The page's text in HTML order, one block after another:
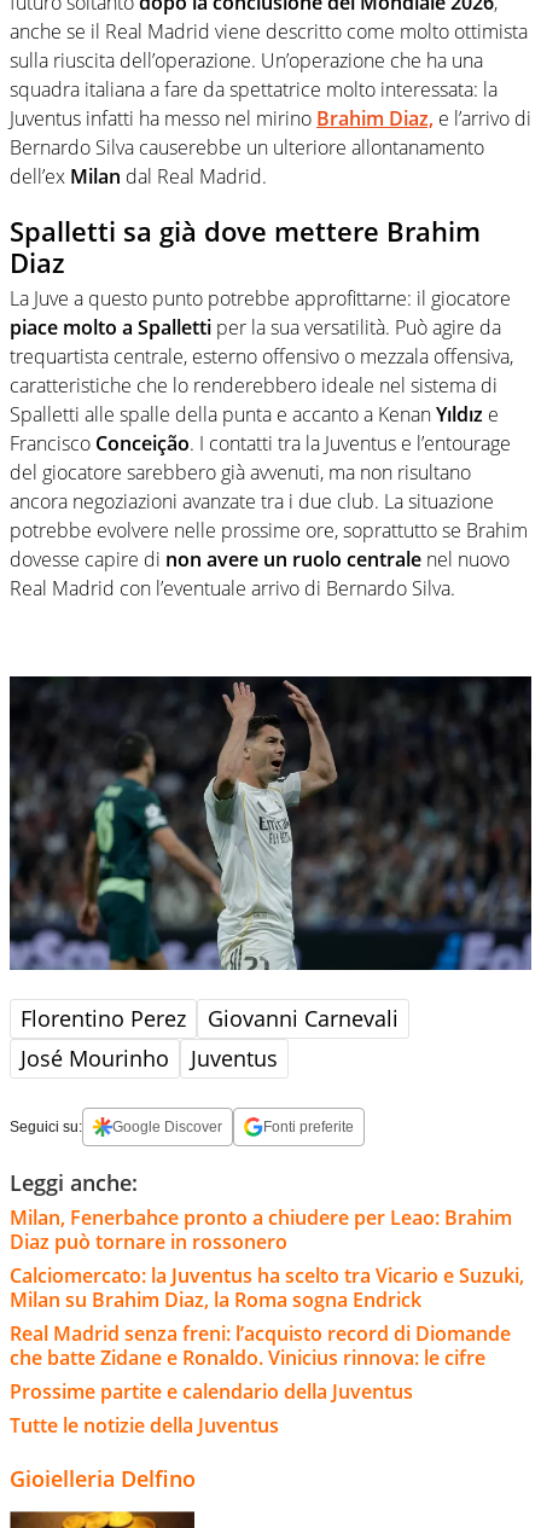
anche se il Real Madrid viene descritto come molto ottimista
sulla riuscita dell’operazione. Un’operazione che ha una
squadra italiana a fare da spettatrice molto interessata: la
Juventus infatti ha messo nel mirino Brahim Diaz, e l’arrivo di
Bernardo Silva causerebbe un ulteriore allontanamento
dell’ex Milan dal Real Madrid.
Spalletti sa già dove mettere Brahim
Diaz
La Juve a questo punto potrebbe approfittarne: il giocatore
piace molto a Spalletti per la sua versatilità. Può agire da
trequartista centrale, esterno offensivo o mezzala offensiva,
caratteristiche che lo renderebbero ideale nel sistema di
Spalletti alle spalle della punta e accanto a KenanYıldız e
Francisco Conceição. I contatti tra la Juventus e l’entourage
del giocatore sarebbero già avvenuti, ma non risultano
ancora negoziazioni avanzate tra i due club. La situazione
potrebbe evolvere nelle prossime ore, soprattutto se Brahim
dovesse capire di non avere un ruolo centrale nel nuovo
Real Madrid con l’eventuale arrivo di Bernardo Silva.
Florentino Perez
Giovanni Carnevali
José Mourinho
Juventus
Seguici su: Google Discover Fonti preferite
Leggi anche:
Milan, Fenerbahce pronto a chiudere per Leao: Brahim
Diaz può tornare in rossonero
Calciomercato: la Juventus ha scelto tra Vicario e Suzuki,
Milan su Brahim Diaz, la Roma sogna Endrick
Real Madrid senza freni: l’acquisto record di Diomande
che batte Zidane e Ronaldo. Vinicius rinnova: le cifre
Prossime partite e calendario della Juventus
Tutte le notizie della Juventus
Gioielleria Delfino